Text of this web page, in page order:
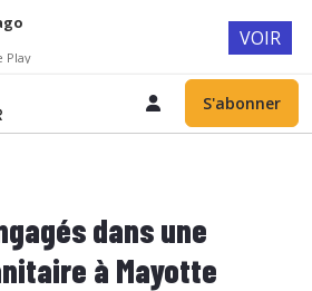
S'abonner
dans une
à Mayotte
Play
VOIR